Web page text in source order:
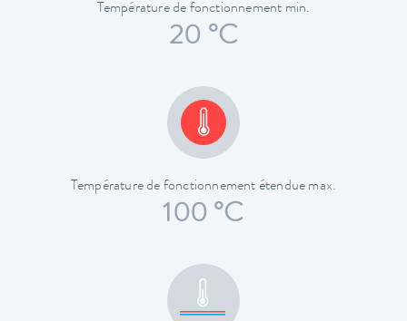
Température de fonctionnement min.
20 °C
Température de fonctionnement étendue max.
100 °C